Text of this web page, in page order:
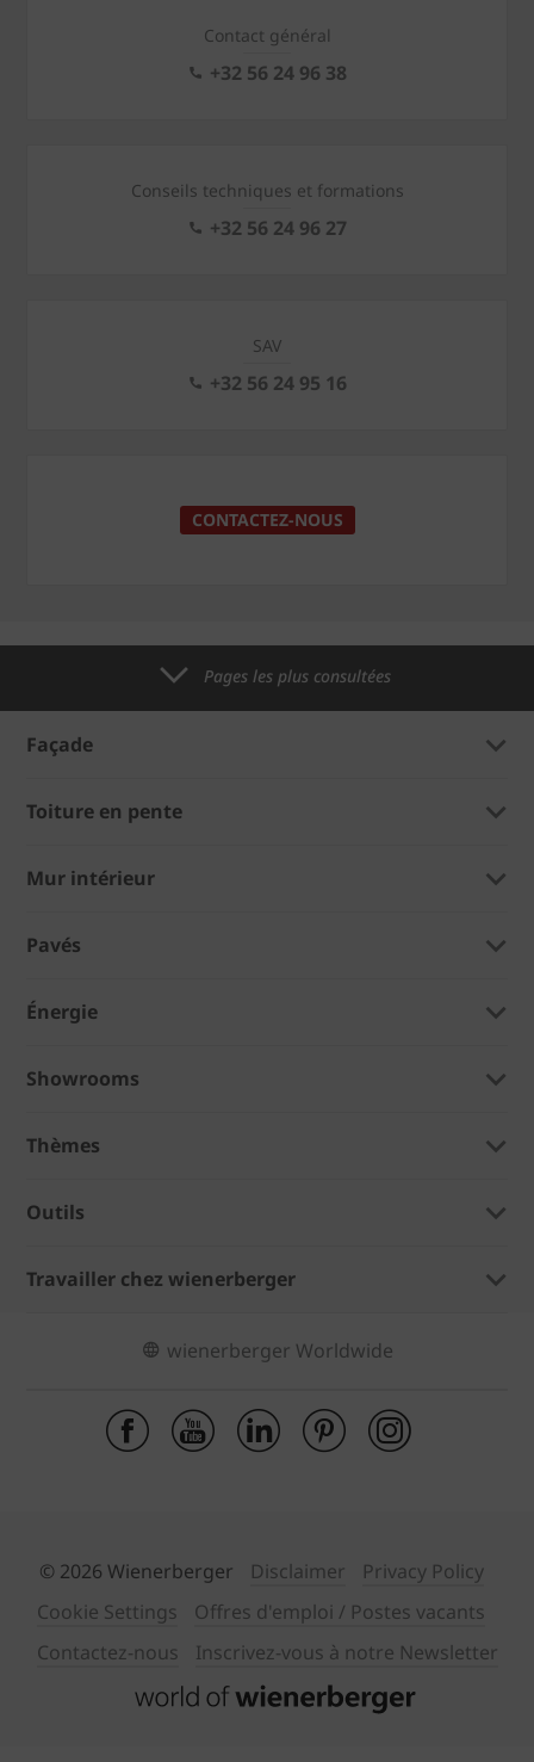
Contact général
+32 56 24 96 38
Conseils techniques et formations
+32 56 24 96 27
SAV
+32 56 24 95 16
CONTACTEZ-NOUS
Pages les plus consultées
Façade
Toiture en pente
Mur intérieur
Pavés
Énergie
Showrooms
Thèmes
Outils
Travailler chez wienerberger
wienerberger Worldwide
© 2026 Wienerberger Disclaimer
Privacy Policy
Cookie Settings
Offres d'emploi / Postes vacants
Contactez-nous
Inscrivez-vous à notre Newsletter